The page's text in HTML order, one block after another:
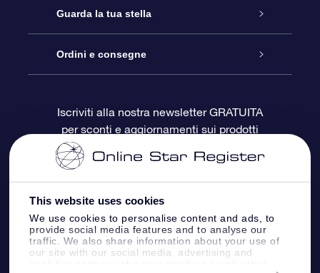
This website uses cookies
We use cookies to personalise content and ads, to
provide social media features and to analyse our
traffic. We also share information about your use of
our site with our social media, advertising and
Contattaci
Blog
OSR Recensioni
Online Star Gift
Pacchetto regalo OSR
Gift Card OSR
Doni aziendali
Guarda la tua stella
Registro stellare
Star Page personalizzata
One Million Stars
OSR Starsaver
App VR ‘Fly me to the stars’
Ordini e consegne
Informazioni di Pagamento
Politica di reso
Costellazioni
Iscriviti alla nostra newsletter GRATUITA
per sconti e aggiornamenti sui prodotti